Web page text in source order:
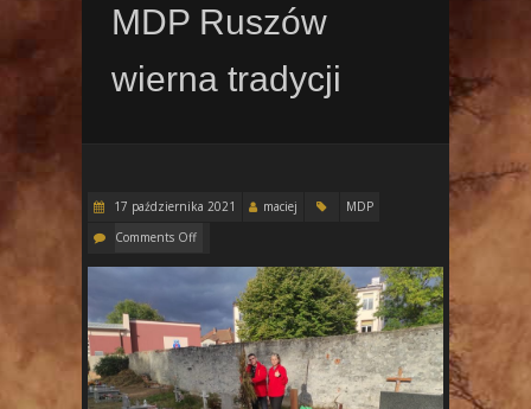
MDP Ruszów
wierna tradycji
17 października 2021 maciej
MDP
Comments Off